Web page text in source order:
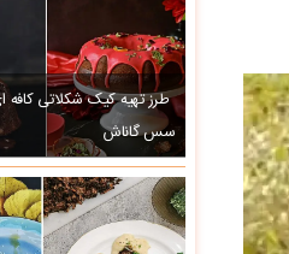
طرز تهیه کیک شکلاتی کافه
سس گاناش